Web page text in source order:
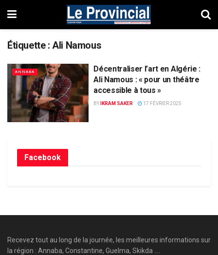
Étiquette :Ali Namous
ANNABA
Décentraliser l’art en Algérie :
Ali Namous : « pour un théâtre
accessible à tous »
BY IKRAM SAKER 17 FÉVRIER 2025
Facebook
Recevez tout au long de la journée, les meilleures informations sur
la région : Annaba, Constantine, Guelma, Skikda ....